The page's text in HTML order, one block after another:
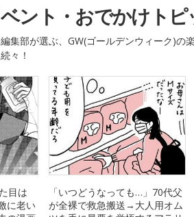
ント・おでかけトピ
集部が選ぶ、GW(ゴールデンウィーク)の
々！
目は
に老い
「いつどうなっても…」70代父
が全裸で救急搬送→大人用オム